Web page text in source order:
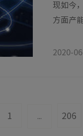
现如今
方面产
2020-
1 206